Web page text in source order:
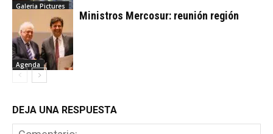
Galeria Pictures
Agenda
Ministros Mercosur: reunión región
DEJA UNA RESPUESTA